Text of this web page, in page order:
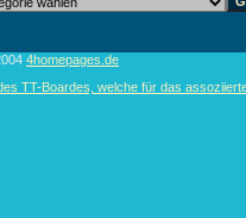
4homepages.de
TT-Boardes, welche für das